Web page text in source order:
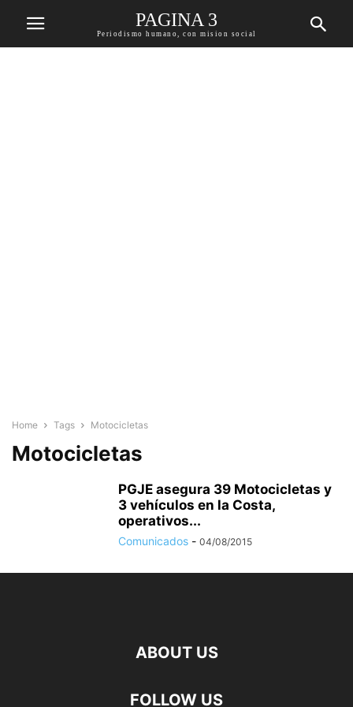
PAGINA 3
Periodismo humano, con mision social
Home Tags Motocicletas
Motocicletas
PGJE asegura 39 Motocicletas y
3 vehículos en la Costa,
operativos...
Comunicados - 04/08/2015
ABOUT US
FOLLOW US